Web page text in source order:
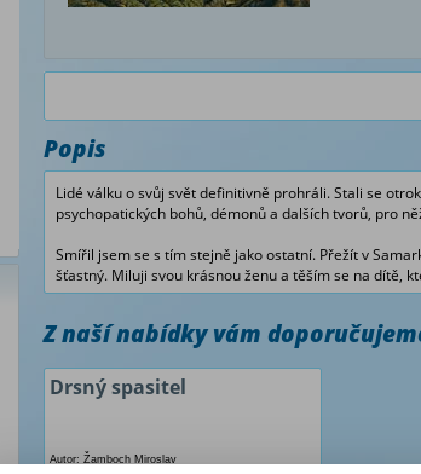
Popis
Lidé válku o svůj svět definitivně prohráli. Stali se
psychopatických bohů, démonů a dalších tvorů, pro
Smířil jsem se s tím stejně jako ostatní. Přežít v
šťastný. Miluji svou krásnou ženu a těším se na dítě,
Z naší nabídky vám
Drsný spasitel
Autor: Žamboch Miroslav